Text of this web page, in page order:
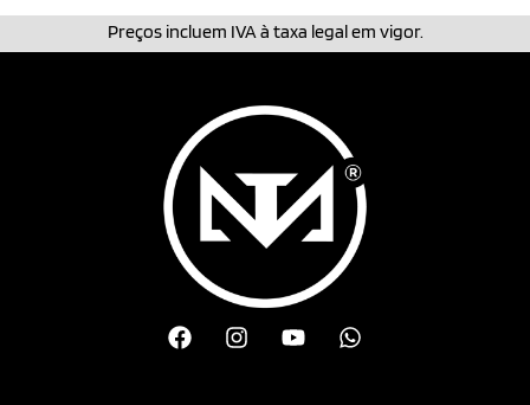
Preços incluem IVA à taxa legal em vigor.